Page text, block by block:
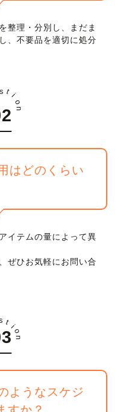
整理・分別し、まだま
、不要品を適切に処分
s t i
o
n
はどのくらい
イテムの量によって異
ぜひお気軽にお問い合
t i
o
n
ようなスケジ